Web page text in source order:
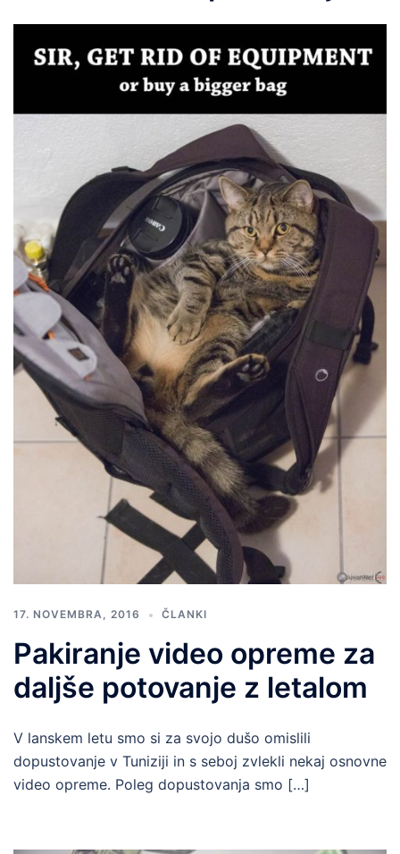
17. NOVEMBRA, 2016 ČLANKI
Pakiranje video opreme za
daljše potovanje z letalom
V lanskem letu smo si za svojo dušo omislili
dopustovanje v Tuniziji in s seboj zvlekli nekaj osnovne
video opreme. Poleg dopustovanja smo […]